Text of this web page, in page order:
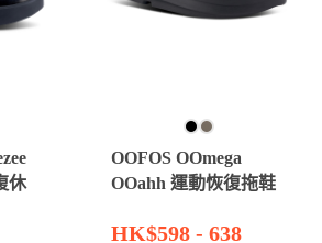
休
OOFOS OOmega
OOahh 運動恢復拖鞋
HK$598 - 638